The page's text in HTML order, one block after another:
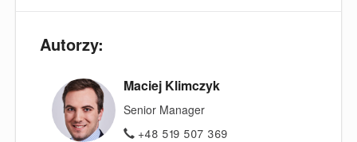
Autorzy:
Maciej Klimczyk
Senior Manager
+48 519 507 369